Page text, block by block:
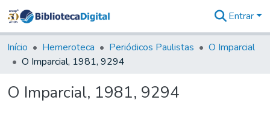
&
Coleções
Tudo na
Digital
Entrar
Início Hemeroteca Periódicos Paulistas
O Imparcial
O Imparcial, 1981, 9294
O Imparcial, 1981, 9294